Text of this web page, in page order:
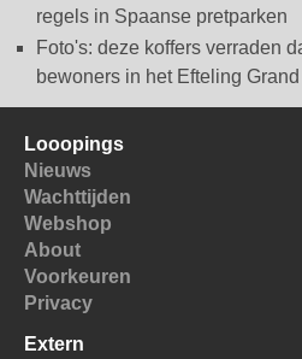
regels in Spaanse pretparken
Foto's: deze koffers verraden
bewoners in het Efteling
Looopings
Nieuws
Wachttijden
Webshop
About
Voorkeuren
Privacy
Extern